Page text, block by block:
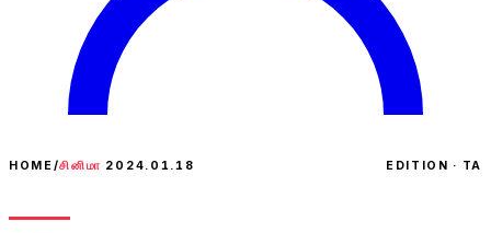
HOME/சினிமா 2024.01.18 EDITION · TA